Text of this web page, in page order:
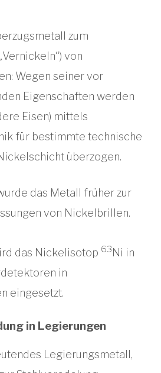
zum
von
Wegen seiner vor
Eigenschaften werden
Eisen) mittels
für bestimmte technische
überzogen.
das Metall früher zur
von Nickelbrillen.
das Nickelisotop 63Ni in
in
eingesetzt.
in Legierungen
Legierungsmetall,